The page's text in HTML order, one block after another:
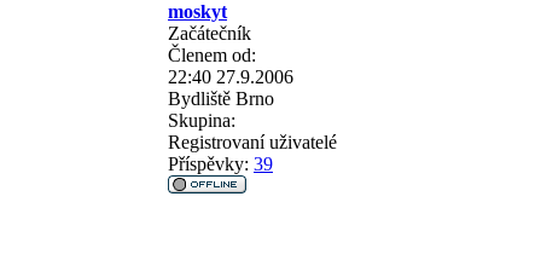
moskyt
Začátečník
Členem od:
22:40 27.9.2006
Bydliště Brno
Skupina:
Registrovaní uživatelé
Příspěvky: 39